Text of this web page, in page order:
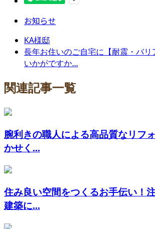
お知らせ
KA様邸
長年お住いのご自宅に【耐震・バリ
いかがですか...
関連記事一覧
腕利きの職人による高品質なリフ
かせく...
住み良い空間をつくるお手伝い！
建築に...